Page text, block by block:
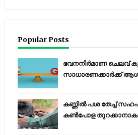
Popular Posts
ഭവനനിർമാണ ചെലവ്
സാധാരണക്കാർക്ക്
കണ്ണിൽ പശ തേച്ച്
കൺപോള